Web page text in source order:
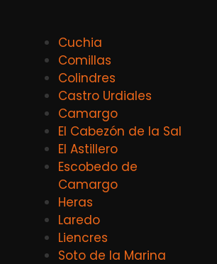
Cuchia
Comillas
Colindres
Castro Urdiales
Camargo
El Cabezón de la Sal
El Astillero
Escobedo de
Camargo
Heras
Laredo
Liencres
Soto de la Marina